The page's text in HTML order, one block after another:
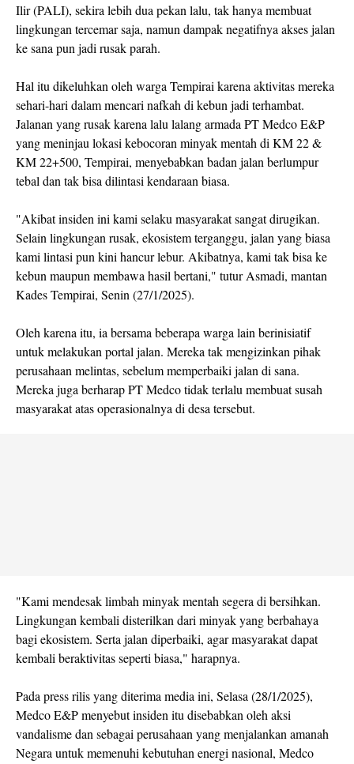
Ilir (PALI), sekira lebih dua pekan lalu, tak hanya membuat
lingkungan tercemar saja, namun dampak negatifnya akses jalan
ke sana pun jadi rusak parah.
Hal itu dikeluhkan oleh warga Tempirai karena aktivitas mereka
sehari-hari dalam mencari nafkah di kebun jadi terhambat.
Jalanan yang rusak karena lalu lalang armada PT Medco E&P
yang meninjau lokasi kebocoran minyak mentah di KM 22 &
KM 22+500, Tempirai, menyebabkan badan jalan berlumpur
tebal dan tak bisa dilintasi kendaraan biasa.
"Akibat insiden ini kami selaku masyarakat sangat dirugikan.
Selain lingkungan rusak, ekosistem terganggu, jalan yang biasa
kami lintasi pun kini hancur lebur. Akibatnya, kami tak bisa ke
kebun maupun membawa hasil bertani," tutur Asmadi, mantan
Kades Tempirai, Senin (27/1/2025).
Oleh karena itu, ia bersama beberapa warga lain berinisiatif
untuk melakukan portal jalan. Mereka tak mengizinkan pihak
perusahaan melintas, sebelum memperbaiki jalan di sana.
Mereka juga berharap PT Medco tidak terlalu membuat susah
masyarakat atas operasionalnya di desa tersebut.
"Kami mendesak limbah minyak mentah segera di bersihkan.
Lingkungan kembali disterilkan dari minyak yang berbahaya
bagi ekosistem. Serta jalan diperbaiki, agar masyarakat dapat
kembali beraktivitas seperti biasa," harapnya.
Pada press rilis yang diterima media ini, Selasa (28/1/2025),
Medco E&P menyebut insiden itu disebabkan oleh aksi
vandalisme dan sebagai perusahaan yang menjalankan amanah
Negara untuk memenuhi kebutuhan energi nasional, Medco